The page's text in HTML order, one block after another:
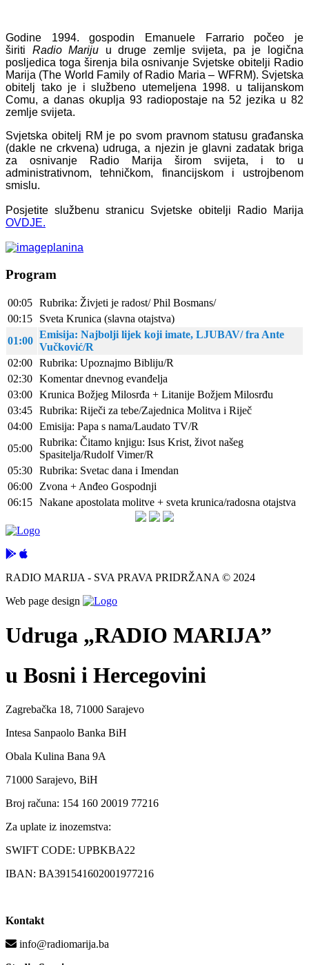
Godine 1994. gospodin Emanuele Farrario počeo je
širiti Radio Mariju u druge zemlje svijeta, pa je logična
posljedica toga širenja bila osnivanje Svjetske obitelji Radio
Marija (The World Family of Radio Maria – WFRM). Svjetska
obitelj tako je i službeno utemeljena 1998. u talijanskom
Comu, a danas okuplja 93 radiopostaje na 52 jezika u 82
zemlje svijeta.
Svjetska obitelj RM je po svom pravnom statusu građanska
(dakle ne crkvena) udruga, a njezin je glavni zadatak briga
za osnivanje Radio Marija širom svijeta, i to u
administrativnom, tehničkom, financijskom i ustrojbenom
smislu.
Posjetite službenu stranicu Svjetske obitelji Radio Marija
OVDJE.
Program
00:05 Rubrika: Živjeti je radost/ Phil Bosmans/
00:15
Sveta Krunica (slavna otajstva)
01:00
Emisija: Najbolji lijek koji imate, LJUBAV/ fra Ante
Vučković/R
02:00 Rubrika: Upoznajmo Bibliju/R
02:30 Komentar dnevnog evanđelja
03:00 Krunica Božjeg Milosrđa + Litanije Božjem Milosrđu
03:45 Rubrika: Riječi za tebe/Zajednica Molitva i Riječ
04:00 Emisija: Papa s nama/Laudato TV/R
05:00
Rubrika: Čitamo knjigu: Isus Krist, život našeg
Spasitelja/Rudolf Vimer/R
05:30 Rubrika: Svetac dana i Imendan
06:00
Zvona + Anđeo Gospodnji
06:15 Nakane apostolata molitve + sveta krunica/radosna otajstva
RADIO MARIJA - SVA PRAVA PRIDRŽANA © 2024
Web page design
Udruga „RADIO MARIJA”
u Bosni i Hercegovini
Zagrebačka 18, 71000 Sarajevo
Intesa Sanpaolo Banka BiH
Obala Kulina Bana 9A
71000 Sarajevo, BiH
Broj računa: 154 160 20019 77216
Za uplate iz inozemstva:
SWIFT CODE: UPBKBA22
IBAN: BA391541602001977216
Kontakt
info@radiomarija.ba